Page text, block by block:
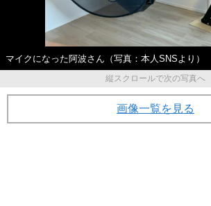
マイクになった阿波さん（写真：本人SNSより）
縦スクロールで次の写真へ
画像一覧を見る